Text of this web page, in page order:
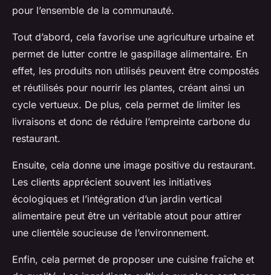
pour l’ensemble de la communauté.
Tout d’abord, cela favorise une agriculture urbaine et
permet de lutter contre le gaspillage alimentaire. En
effet, les produits non utilisés peuvent être compostés
et réutilisés pour nourrir les plantes, créant ainsi un
cycle vertueux. De plus, cela permet de limiter les
livraisons et donc de réduire l’empreinte carbone du
restaurant.
Ensuite, cela donne une image positive du restaurant.
Les clients apprécient souvent les initiatives
écologiques et l’intégration d’un jardin vertical
alimentaire peut être un véritable atout pour attirer
une clientèle soucieuse de l’environnement.
Enfin, cela permet de proposer une cuisine fraîche et